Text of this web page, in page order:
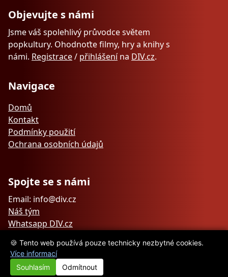
Objevujte s námi
Jsme váš spolehlivý průvodce světem
popkultury. Ohodnoťte filmy, hry a knihy s
námi. Registrace/ přihlášenína DIV.cz.
Navigace
Domů
Kontakt
Podmínky použití
Ochrana osobních údajů
Spojte se s námi
Email: info@div.cz
Náš tým
Whatsapp DIV.cz
🍪 Tento web používá pouze technicky nezbytné cookies.
Více informací
Souhlasím
Odmítnout